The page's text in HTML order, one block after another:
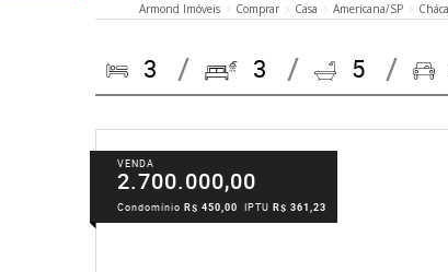
Armond Imóveis Comprar Casa Americana/SP
3 3 5
VENDA
2.700.000,00
Condomínio R$ 450,00 IPTU R$ 361,23